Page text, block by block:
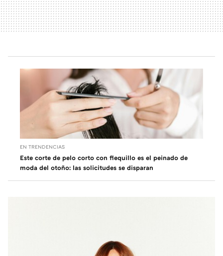
EN TRENDENCIAS
Este corte de pelo corto con flequillo es el peinado de
moda del otoño: las solicitudes se disparan